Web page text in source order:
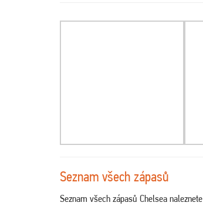
Seznam všech zápasů
Seznam všech zápasů Chelsea naleznete